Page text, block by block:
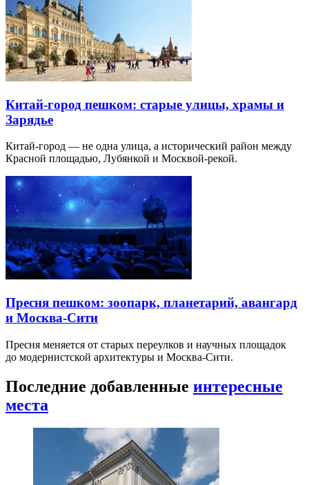
Китай-город пешком: старые улицы, храмы и
Зарядье
Китай-город — не одна улица, а исторический район между
Красной площадью, Лубянкой и Москвой-рекой.
Пресня пешком: зоопарк, планетарий, авангард
и Москва-Сити
Пресня меняется от старых переулков и научных площадок
до модернистской архитектуры и Москва-Сити.
Последние добавленные интересные
места